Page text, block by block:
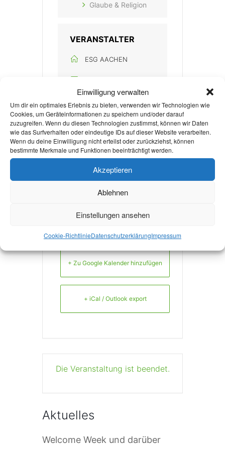
Einwilligung verwalten
Um dir ein optimales Erlebnis zu bieten, verwenden wir Technologien wie
Cookies, um Geräteinformationen zu speichern und/oder darauf
zuzugreifen. Wenn du diesen Technologien zustimmst, können wir Daten
wie das Surfverhalten oder eindeutige IDs auf dieser Website verarbeiten.
Wenn du deine Einwilligung nicht erteilst oder zurückziehst, können
bestimmte Merkmale und Funktionen beeinträchtigt werden.
Akzeptieren
Ablehnen
Einstellungen ansehen
Cookie-RichtlinieDatenschutzerklärungImpressum
Glaube & Religion
VERANSTALTER
ESG AACHEN
esg@rwth-aachen.de
WEBSITE
https://www.esg-
aachen.de/
Mehr Infos
+ Zu Google Kalender hinzufügen
+ iCal / Outlook export
Die Veranstaltung ist beendet.
Aktuelles
Welcome Week und darüber